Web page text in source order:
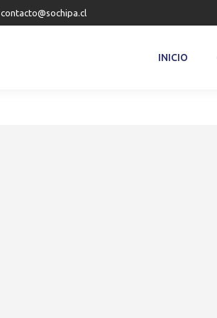
contacto@sochipa.cl
INICIO